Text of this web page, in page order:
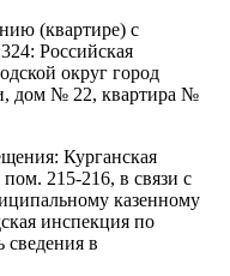
(квартире) с
Российская
округ город
дом № 22, квартира №
Курганская
215-216, в связи с
казенному
инспекция по
сведения в